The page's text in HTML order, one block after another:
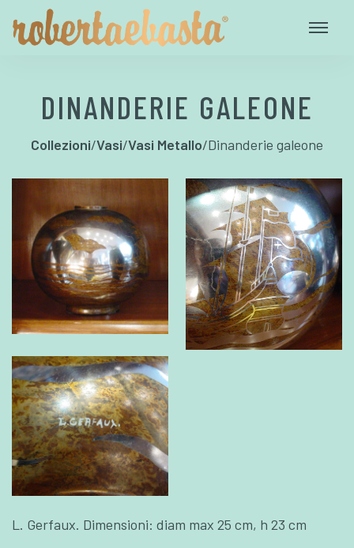
DINANDERIE GALEONE
Collezioni/Vasi/Vasi Metallo/Dinanderie galeone
L. Gerfaux. Dimensioni: diam max 25 cm, h 23 cm